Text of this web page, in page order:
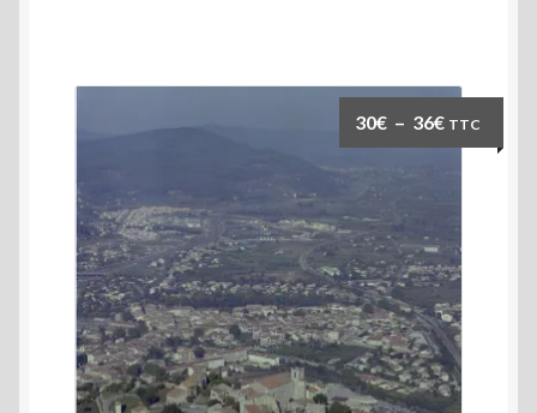
être
choisies
sur
la
page
du
produit
30€ – 36€Plage
de
à
36€
TTC